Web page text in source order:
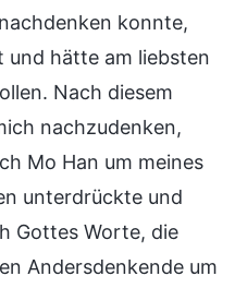
konnte,
hätte am liebsten
Nach diesem
nachzudenken,
Mo Han um meines
unterdrückte und
Gottes Worte, die
Andersdenkende um